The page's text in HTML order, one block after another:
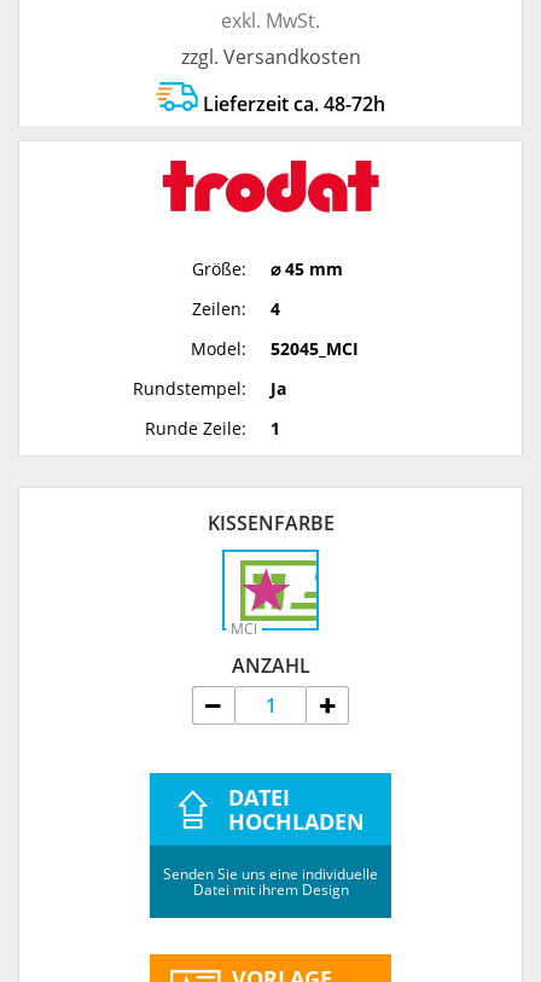
exkl. MwSt.
zzgl. Versandkosten
Lieferzeit ca. 48-72h
Größe:
⌀ 45 mm
Zeilen:
4
Model:
52045_MCI
Rundstempel:
Ja
Runde Zeile:
1
KISSENFARBE
MCI
ANZAHL
DATEI
HOCHLADEN
Senden Sie uns eine individuelle
Datei mit ihrem Design